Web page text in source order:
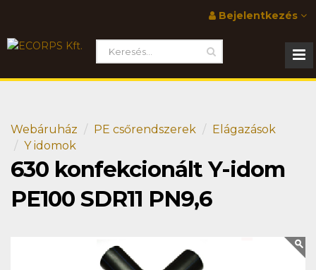
Bejelentkezés
Webáruház PE csőrendszerek
Elágazások
Y idomok
630 konfekcionált Y-idom
PE100 SDR11 PN9,6